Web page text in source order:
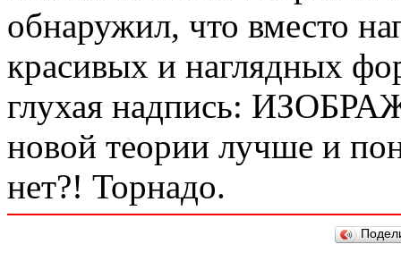
обнаружил, что вместо
красивых и наглядных
глухая надпись:
новой теории лучше и
нет?! Торнадо.